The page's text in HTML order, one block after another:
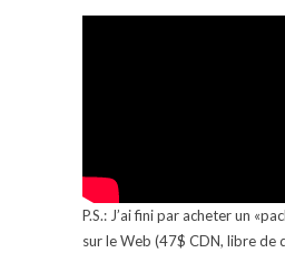
P.S.: J’ai fini par acheter un
sur le Web (47$ CDN, libre de